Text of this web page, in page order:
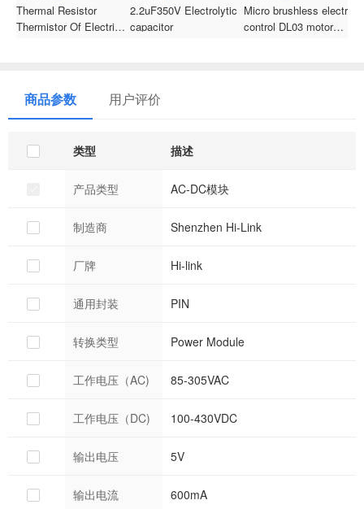
Thermal Resistor
Thermistor Of Electric
2.2uF350V Electrolytic
capacitor
Micro brushless electric
control DL03 motor
商品参数 用户评价
类型 描述
产品类型 AC-DC模块
制造商 Shenzhen Hi-Link
厂牌 Hi-link
通用封装 PIN
转换类型 Power Module
工作电压（AC) 85-305VAC
工作电压（DC) 100-430VDC
输出电压 5V
输出电流 600mA